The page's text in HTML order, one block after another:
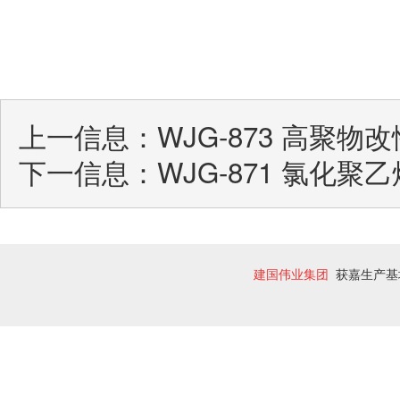
上一信息： WJG-873 高聚物
下一信息： WJG-871 氯化聚
建国伟业集团 获嘉生产